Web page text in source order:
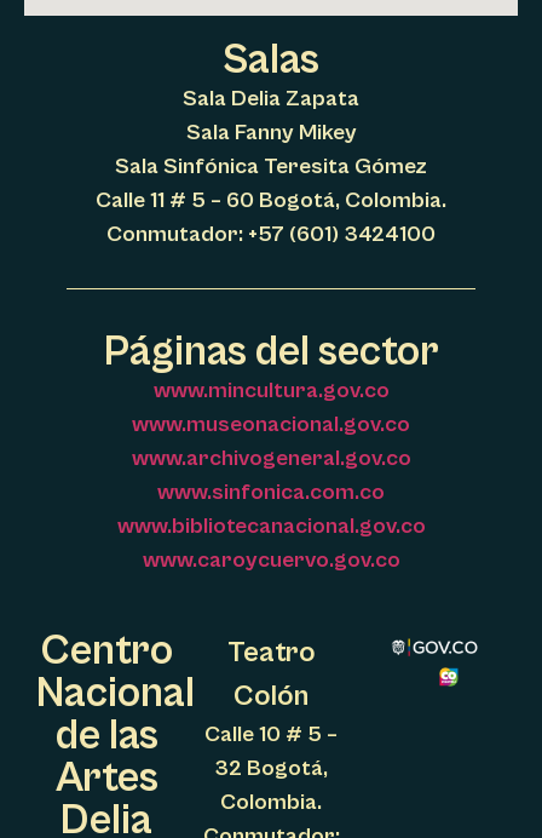
Salas
Sala Delia Zapata
Sala Fanny Mikey
Sala Sinfónica Teresita Gómez
Calle 11 # 5 – 60 Bogotá, Colombia.
Conmutador: +57 (601) 3424100
Páginas del sector
www.mincultura.gov.co
www.museonacional.gov.co
www.archivogeneral.gov.co
www.sinfonica.com.co
www.bibliotecanacional.gov.co
www.caroycuervo.gov.co
Centro
Nacional
de las
Artes
Delia
Teatro
Colón
Calle 10 # 5 –
32 Bogotá,
Colombia.